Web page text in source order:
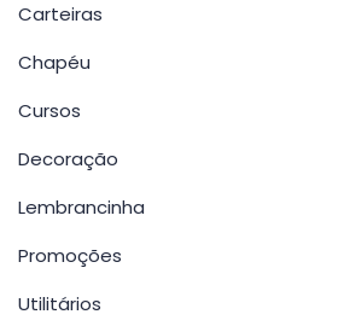
Carteiras
Chapéu
Cursos
Decoração
Lembrancinha
Promoções
Utilitários